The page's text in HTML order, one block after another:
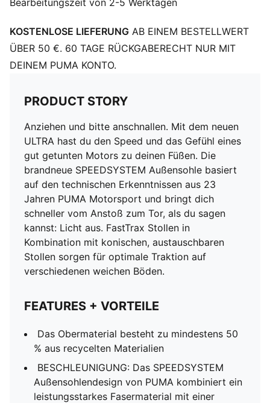
Traktion beim Beschleunigen, Stoppen und
STABILITÄT: Der PWRTAPE SQD Stützrahmen
stabilisiert den Fuß im Schuh, ohne die Agilität und
Bewegungsfreiheit einzuschränken
die Beweglichkeit zu beeinträchtigen
TRAKTION mit FastTrax Stollen und konischen,
austauschbaren Stollen für optimalen Grip auf
verschiedenen weichen Böden
SPEEDSYSTEM-Außensohle mit ACCELERATION
Technologie für blitzschnelle Geschwindigkeitsschübe
Leichte, herausnehmbare Einlegesohle mit NanoGrip
Technologie und OrthoLite Fersendämpfung für
besseren Halt
GripControl Pro Beschichtung für präzise Ballkontrolle
Normale bis schmale Passform
MxSG: Mixed/Soft Ground-Laufsohle (geeignet für
verschiedene weiche Böden)
Bearbeitungszeit von 2-5 Werktagen
KOSTENLOSE LIEFERUNG AB EINEM BESTELLWERT
ÜBER 50 €. 60 TAGE RÜCKGABERECHT NUR MIT
DEINEM PUMA KONTO.
PRODUCT STORY
Anziehen und bitte anschnallen. Mit dem neuen
ULTRA hast du den Speed und das Gefühl eines
gut getunten Motors zu deinen Füßen. Die
brandneue SPEEDSYSTEM Außensohle basiert
auf den technischen Erkenntnissen aus 23
Jahren PUMA Motorsport und bringt dich
schneller vom Anstoß zum Tor, als du sagen
kannst: Licht aus. FastTrax Stollen in
Kombination mit konischen, austauschbaren
Stollen sorgen für optimale Traktion auf
verschiedenen weichen Böden.
FEATURES + VORTEILE
Das Obermaterial besteht zu mindestens 50
% aus recycelten Materialien
BESCHLEUNIGUNG: Das SPEEDSYSTEM
Außensohlendesign von PUMA kombiniert ein
leistungsstarkes Fasermaterial mit einer